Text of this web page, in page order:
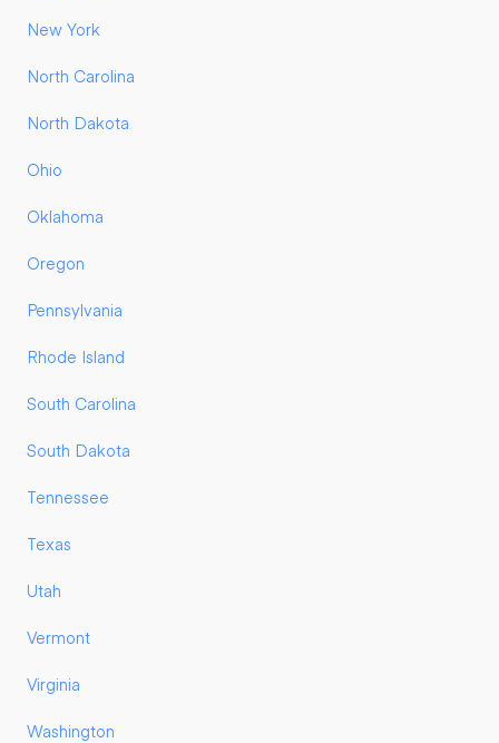
New York
North Carolina
North Dakota
Ohio
Oklahoma
Oregon
Pennsylvania
Rhode Island
South Carolina
South Dakota
Tennessee
Texas
Utah
Vermont
Virginia
Washington